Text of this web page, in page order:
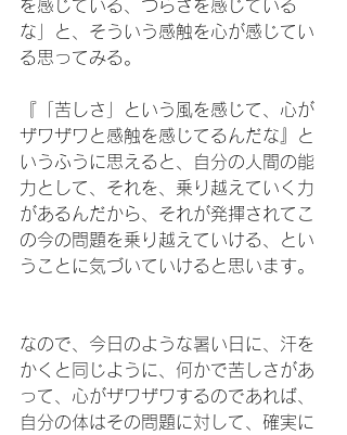
を感じている、つらさを感じている
な」と、そういう感触を心が感じてい
る思ってみる。
『「苦しさ」という風を感じて、心が
ザワザワと感触を感じてるんだな』と
いうふうに思えると、自分の人間の能
力として、それを、乗り越えていく力
があるんだから、それが発揮されてこ
の今の問題を乗り越えていける、とい
うことに気づいていけると思います。
なので、今日のような暑い日に、汗を
かくと同じように、何かで苦しさがあ
って、心がザワザワするのであれば、
自分の体はその問題に対して、確実に